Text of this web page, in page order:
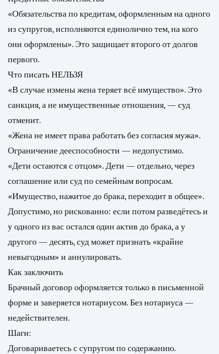
«Обязательства по кредитам, оформленным на одного
из супругов, исполняются единолично тем, на кого
они оформлены». Это защищает второго от долгов
первого.
Что писать НЕЛЬЗЯ
«В случае измены жена теряет всё имущество». Это
санкция, а не имущественные отношения, — суд
отменит.
«Жена не имеет права работать без согласия мужа».
Ограничение дееспособности — недопустимо.
«Дети остаются с отцом». Дети — отдельно, через
соглашение или суд по семейным вопросам.
«Имущество, нажитое до брака, переходит в общее».
Допустимо, но рискованно: если потом разведётесь и
у одного из вас остался один актив до брака, а у
другого — десять, суд может признать «крайне
невыгодным» и аннулировать.
Как заключить
Брачный договор оформляется только в письменной
форме и заверяется нотариусом. Без нотариуса —
недействителен.
Шаги:
Договариваетесь с супругом по содержанию.